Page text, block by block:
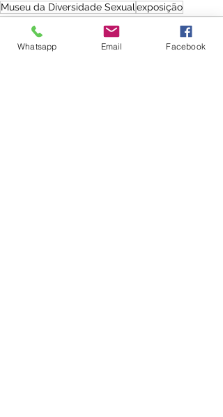
Museu da Diversidade Sexualexposição
Whatsapp Email Facebook